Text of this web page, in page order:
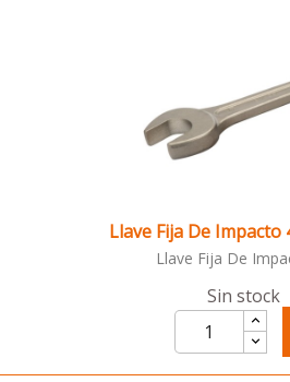
Llave Fija De Impacto
Llave Fija De
Sin stock